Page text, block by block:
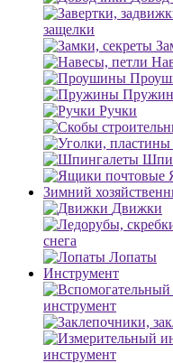
защелки
Ручки
Зимний
Движки
снега
Лопаты
Инструмент
инструмент
инструмент